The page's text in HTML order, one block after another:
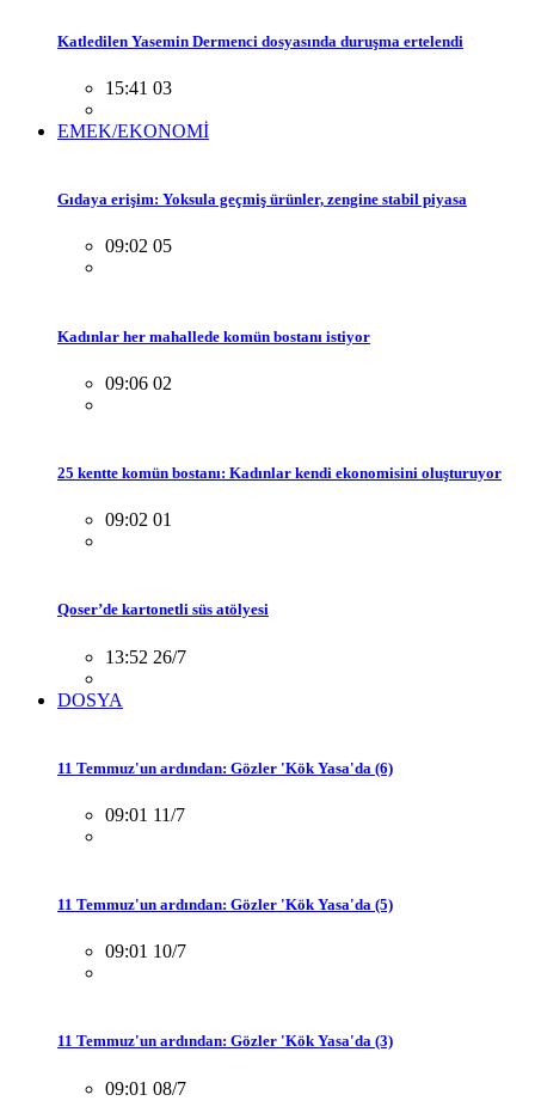
Katledilen Yasemin Dermenci dosyasında duruşma ertelendi
15:41 03
EMEK/EKONOMİ
Gıdaya erişim: Yoksula geçmiş ürünler, zengine stabil piyasa
09:02 05
Kadınlar her mahallede komün bostanı istiyor
09:06 02
25 kentte komün bostanı: Kadınlar kendi ekonomisini oluşturuyor
09:02 01
Qoser’de kartonetli süs atölyesi
13:52 26/7
DOSYA
11 Temmuz'un ardından: Gözler 'Kök Yasa'da (6)
09:01 11/7
11 Temmuz'un ardından: Gözler 'Kök Yasa'da (5)
09:01 10/7
11 Temmuz'un ardından: Gözler 'Kök Yasa'da (3)
09:01 08/7